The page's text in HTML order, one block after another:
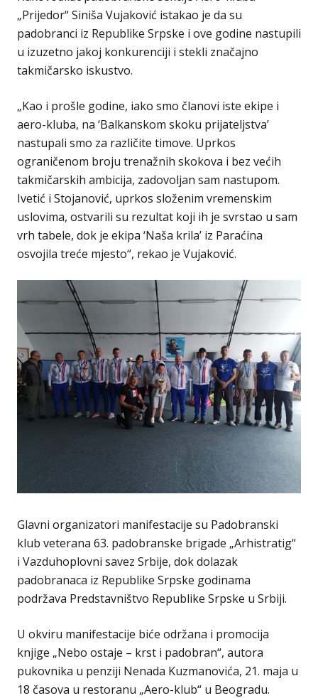
„Prijedor“ Siniša Vujaković istakao je da su
padobranci iz Republike Srpske i ove godine nastupili
u izuzetno jakoj konkurenciji i stekli značajno
takmičarsko iskustvo.
„Kao i prošle godine, iako smo članovi iste ekipe i
aero-kluba, na ‘Balkanskom skoku prijateljstva’
nastupali smo za različite timove. Uprkos
ograničenom broju trenažnih skokova i bez većih
takmičarskih ambicija, zadovoljan sam nastupom.
Ivetić i Stojanović, uprkos složenim vremenskim
uslovima, ostvarili su rezultat koji ih je svrstao u sam
vrh tabele, dok je ekipa ‘Naša krila’ iz Paraćina
osvojila treće mjesto“, rekao je Vujaković.
Glavni organizatori manifestacije su Padobranski
klub veterana 63. padobranske brigade „Arhistratig“
i Vazduhoplovni savez Srbije, dok dolazak
padobranaca iz Republike Srpske godinama
podržava Predstavništvo Republike Srpske u Srbiji.
U okviru manifestacije biće održana i promocija
knjige „Nebo ostaje – krst i padobran“, autora
pukovnika u penziji Nenada Kuzmanovića, 21. maja u
18 časova u restoranu „Aero-klub“ u Beogradu.